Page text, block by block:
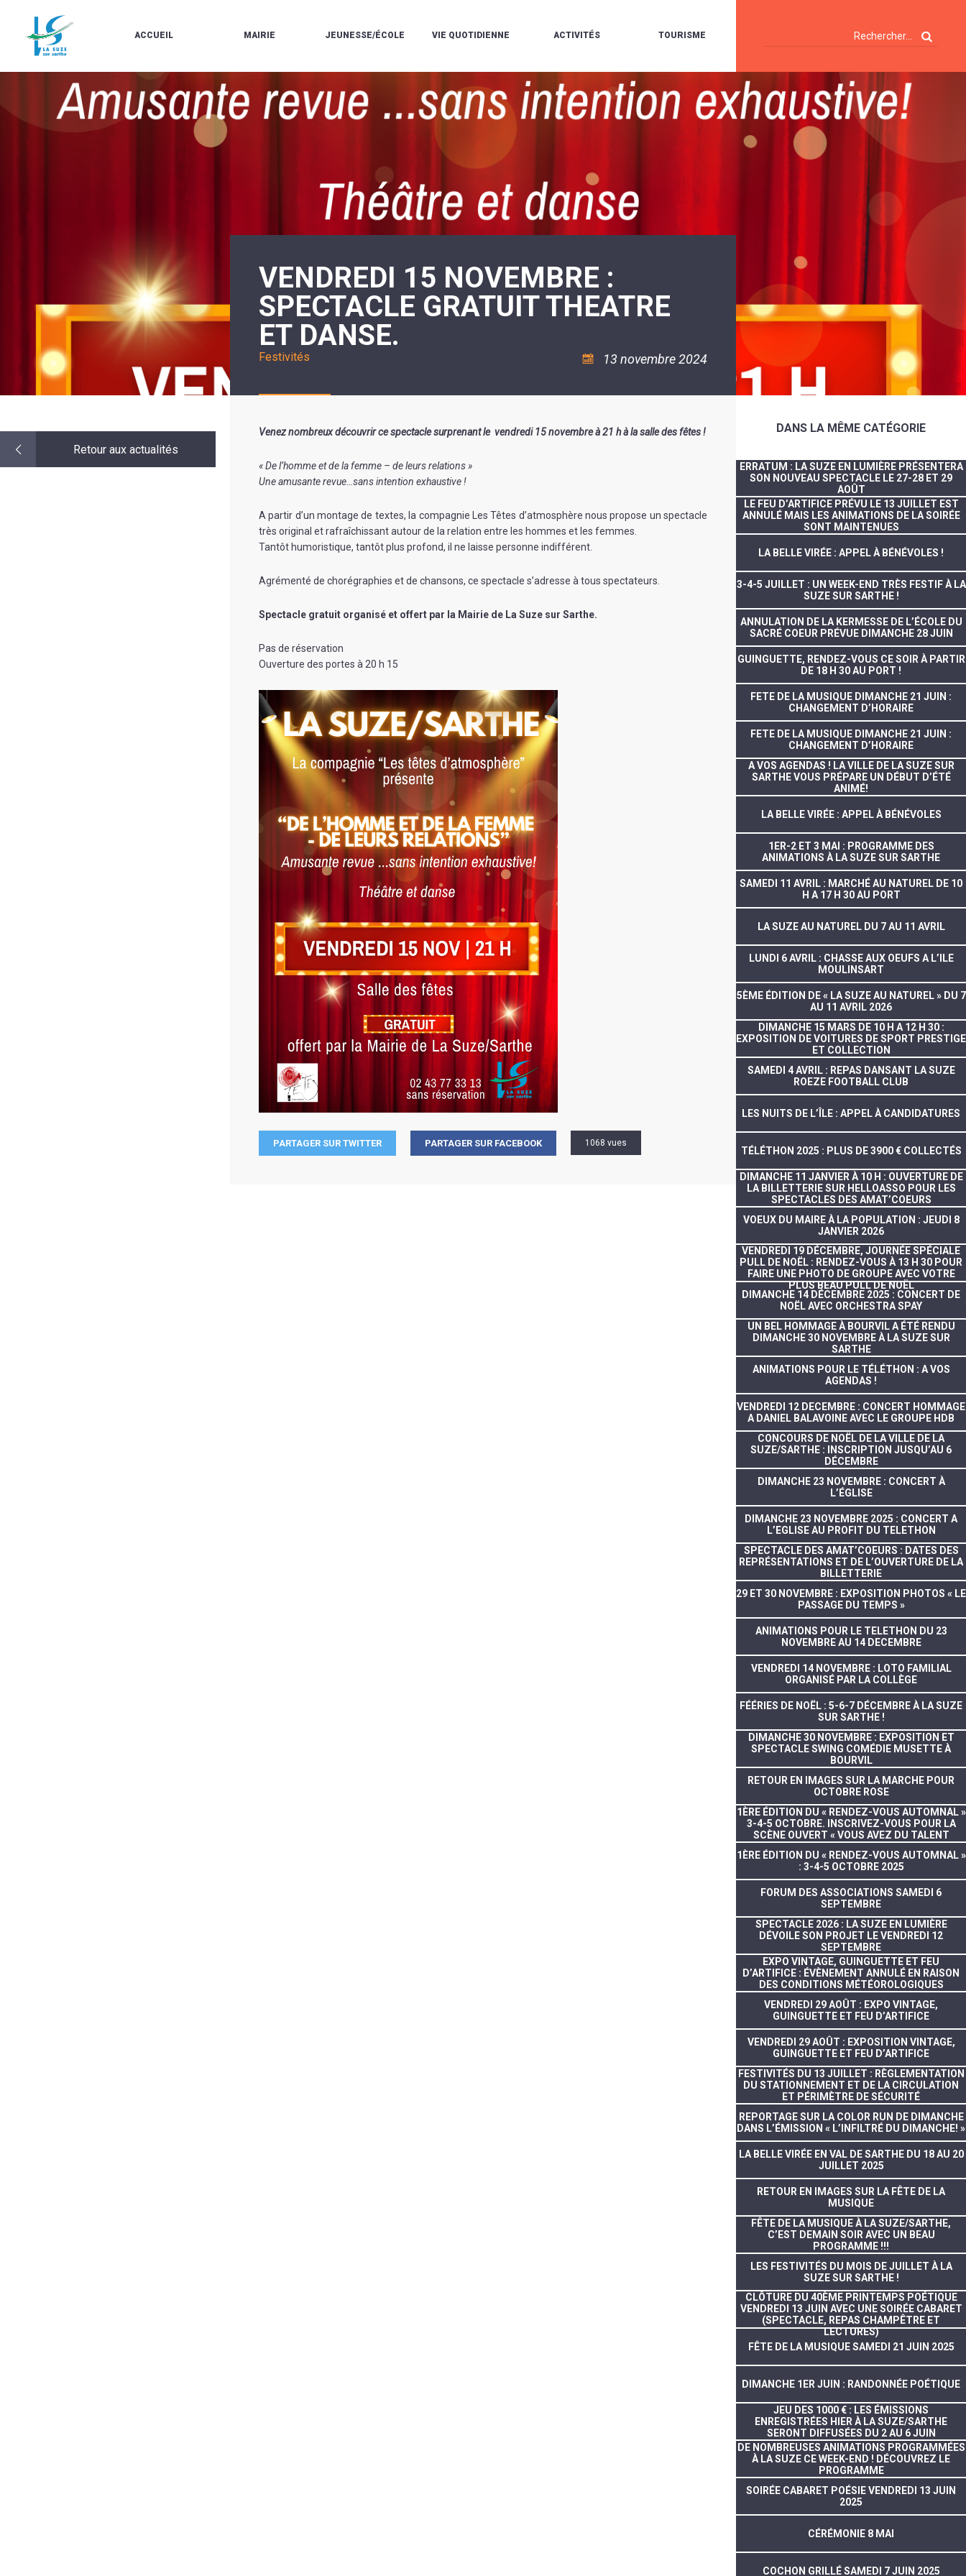
ACCUEIL
MARCHÉ
PROPOS
20ÈME
SIÈCLE
MAIRIE
LES
ÉLUS
CONTACTS
/
HORAIRES
URBANISME/PLU
EN
RÉUNIONS
MUNICIPAL
DÉCISIONS
MAIRE
MINORITÉ
JEUNESSE/ÉCOLE
DE
LOISIRS
LE
PÉRISCOLAIRE
RESTAURANT
SCOLAIRE
LES
ÉCOLES
LE
JEUNES
11
18
ANS
ASSOCIATION
LA
VIE QUOTIDIENNE
DE
VIE
SOCIALE
QUELQUES
DE
L'EAU
ET
L'ASSAINISSEMENT
RÉSIDENCE
CCAS
LA
POLICE
MUNICIPALE
ACTIVITÉS
MÉDIATHÈQUE
L'ÉCOLE
COMMUNAUTAIRE
DANSE
LA
PISCINE
COMMUNAUTAIRE
ASSOCIATIONS
TOURISME
VOIE
VERTE
VISITES
ET
POUR
CAMPING-
CARS
ET
À
LA
Retour aux actualités
VENDREDI 15 NOVEMBRE :
SPECTACLE GRATUIT THEATRE
ET DANSE.
Festivités 13 novembre 2024
Venez nombreux découvrir ce spectacle surprenant le vendredi 15 novembre à 21 h à la salle des fêtes !
« De l’homme et de la femme – de leurs relations »
Une amusante revue…sans intention exhaustive !
A partir d’un montage de textes, la compagnie Les Têtes d’atmosphère nous propose un spectacle
très original et rafraîchissant autour de la relation entre les hommes et les femmes.
Tantôt humoristique, tantôt plus profond, il ne laisse personne indifférent.
Agrémenté de chorégraphies et de chansons, ce spectacle s’adresse à tous spectateurs.
Spectacle gratuit organisé et offert par la Mairie de La Suze sur Sarthe.
Pas de réservation
Ouverture des portes à 20 h 15
PARTAGER SUR TWITTER PARTAGER SUR FACEBOOK 1068 vues
DANS LA MÊME CATÉGORIE
ERRATUM : LA SUZE EN LUMIÈRE PRÉSENTERA
SON NOUVEAU SPECTACLE LE 27-28 ET 29
AOÛT
LE FEU D’ARTIFICE PRÉVU LE 13 JUILLET EST
ANNULÉ MAIS LES ANIMATIONS DE LA SOIRÉE
SONT MAINTENUES
LA BELLE VIRÉE : APPEL À BÉNÉVOLES !
3-4-5 JUILLET : UN WEEK-END TRÈS FESTIF À LA
SUZE SUR SARTHE !
ANNULATION DE LA KERMESSE DE L’ÉCOLE DU
SACRÉ COEUR PRÉVUE DIMANCHE 28 JUIN
GUINGUETTE, RENDEZ-VOUS CE SOIR À PARTIR
DE 18 H 30 AU PORT !
FETE DE LA MUSIQUE DIMANCHE 21 JUIN :
CHANGEMENT D’HORAIRE
FETE DE LA MUSIQUE DIMANCHE 21 JUIN :
CHANGEMENT D’HORAIRE
A VOS AGENDAS ! LA VILLE DE LA SUZE SUR
SARTHE VOUS PRÉPARE UN DÉBUT D’ÉTÉ
ANIMÉ!
LA BELLE VIRÉE : APPEL À BÉNÉVOLES
1ER-2 ET 3 MAI : PROGRAMME DES
ANIMATIONS À LA SUZE SUR SARTHE
SAMEDI 11 AVRIL : MARCHÉ AU NATUREL DE 10
H A 17 H 30 AU PORT
LA SUZE AU NATUREL DU 7 AU 11 AVRIL
LUNDI 6 AVRIL : CHASSE AUX OEUFS A L’ILE
MOULINSART
5ÈME ÉDITION DE « LA SUZE AU NATUREL » DU 7
AU 11 AVRIL 2026
DIMANCHE 15 MARS DE 10 H A 12 H 30 :
EXPOSITION DE VOITURES DE SPORT PRESTIGE
ET COLLECTION
SAMEDI 4 AVRIL : REPAS DANSANT LA SUZE
ROEZE FOOTBALL CLUB
LES NUITS DE L’ÎLE : APPEL À CANDIDATURES
TÉLÉTHON 2025 : PLUS DE 3900 € COLLECTÉS
DIMANCHE 11 JANVIER À 10 H : OUVERTURE DE
LA BILLETTERIE SUR HELLOASSO POUR LES
SPECTACLES DES AMAT’COEURS
VOEUX DU MAIRE À LA POPULATION : JEUDI 8
JANVIER 2026
VENDREDI 19 DÉCEMBRE, JOURNÉE SPÉCIALE
PULL DE NOËL : RENDEZ-VOUS À 13 H 30 POUR
FAIRE UNE PHOTO DE GROUPE AVEC VOTRE
PLUS BEAU PULL DE NOËL
DIMANCHE 14 DÉCEMBRE 2025 : CONCERT DE
NOËL AVEC ORCHESTRA SPAY
UN BEL HOMMAGE À BOURVIL A ÉTÉ RENDU
DIMANCHE 30 NOVEMBRE À LA SUZE SUR
SARTHE
ANIMATIONS POUR LE TÉLÉTHON : A VOS
AGENDAS !
VENDREDI 12 DECEMBRE : CONCERT HOMMAGE
A DANIEL BALAVOINE AVEC LE GROUPE HDB
CONCOURS DE NOËL DE LA VILLE DE LA
SUZE/SARTHE : INSCRIPTION JUSQU’AU 6
DÉCEMBRE
DIMANCHE 23 NOVEMBRE : CONCERT À
L’ÉGLISE
DIMANCHE 23 NOVEMBRE 2025 : CONCERT A
L’EGLISE AU PROFIT DU TELETHON
SPECTACLE DES AMAT’COEURS : DATES DES
REPRÉSENTATIONS ET DE L’OUVERTURE DE LA
BILLETTERIE
29 ET 30 NOVEMBRE : EXPOSITION PHOTOS « LE
PASSAGE DU TEMPS »
ANIMATIONS POUR LE TELETHON DU 23
NOVEMBRE AU 14 DECEMBRE
VENDREDI 14 NOVEMBRE : LOTO FAMILIAL
ORGANISÉ PAR LA COLLÈGE
FÉÉRIES DE NOËL : 5-6-7 DÉCEMBRE À LA SUZE
SUR SARTHE !
DIMANCHE 30 NOVEMBRE : EXPOSITION ET
SPECTACLE SWING COMÉDIE MUSETTE À
BOURVIL
RETOUR EN IMAGES SUR LA MARCHE POUR
OCTOBRE ROSE
1ÈRE ÉDITION DU « RENDEZ-VOUS AUTOMNAL »
3-4-5 OCTOBRE. INSCRIVEZ-VOUS POUR LA
SCÈNE OUVERT « VOUS AVEZ DU TALENT
1ÈRE ÉDITION DU « RENDEZ-VOUS AUTOMNAL »
: 3-4-5 OCTOBRE 2025
FORUM DES ASSOCIATIONS SAMEDI 6
SEPTEMBRE
SPECTACLE 2026 : LA SUZE EN LUMIÈRE
DÉVOILE SON PROJET LE VENDREDI 12
SEPTEMBRE
EXPO VINTAGE, GUINGUETTE ET FEU
D’ARTIFICE : ÉVÈNEMENT ANNULÉ EN RAISON
DES CONDITIONS MÉTÉOROLOGIQUES
VENDREDI 29 AOÛT : EXPO VINTAGE,
GUINGUETTE ET FEU D’ARTIFICE
VENDREDI 29 AOÛT : EXPOSITION VINTAGE,
GUINGUETTE ET FEU D’ARTIFICE
FESTIVITÉS DU 13 JUILLET : RÈGLEMENTATION
DU STATIONNEMENT ET DE LA CIRCULATION
ET PÉRIMÈTRE DE SÉCURITÉ
REPORTAGE SUR LA COLOR RUN DE DIMANCHE
DANS L’ÉMISSION « L’INFILTRÉ DU DIMANCHE! »
LA BELLE VIRÉE EN VAL DE SARTHE DU 18 AU 20
JUILLET 2025
RETOUR EN IMAGES SUR LA FÊTE DE LA
MUSIQUE
FÊTE DE LA MUSIQUE À LA SUZE/SARTHE,
C’EST DEMAIN SOIR AVEC UN BEAU
PROGRAMME !!!
LES FESTIVITÉS DU MOIS DE JUILLET À LA
SUZE SUR SARTHE !
CLÔTURE DU 40ÈME PRINTEMPS POÉTIQUE
VENDREDI 13 JUIN AVEC UNE SOIRÉE CABARET
(SPECTACLE, REPAS CHAMPÊTRE ET
LECTURES)
FÊTE DE LA MUSIQUE SAMEDI 21 JUIN 2025
DIMANCHE 1ER JUIN : RANDONNÉE POÉTIQUE
JEU DES 1000 € : LES ÉMISSIONS
ENREGISTRÉES HIER À LA SUZE/SARTHE
SERONT DIFFUSÉES DU 2 AU 6 JUIN
DE NOMBREUSES ANIMATIONS PROGRAMMÉES
À LA SUZE CE WEEK-END ! DÉCOUVREZ LE
PROGRAMME
SOIRÉE CABARET POÉSIE VENDREDI 13 JUIN
2025
CÉRÉMONIE 8 MAI
COCHON GRILLÉ SAMEDI 7 JUIN 2025